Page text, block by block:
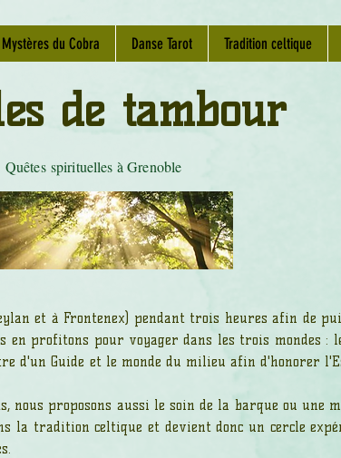
Mystères du Cobra Danse Tarot Tradition celtique
Quêtes spirituelles à Grenoble
de tambour
et à Frontenex) pendant trois heures afin de
profitons pour voyager dans les trois mondes :
d'un Guide et le monde du milieu afin d'honorer
nous proposons aussi le soin de la barque ou une
la tradition celtique et devient donc un cercle